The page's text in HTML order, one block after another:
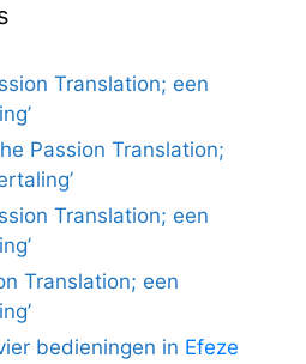
Translation; een
Passion Translation;
Translation; een
Translation; een
bedieningen in Efeze